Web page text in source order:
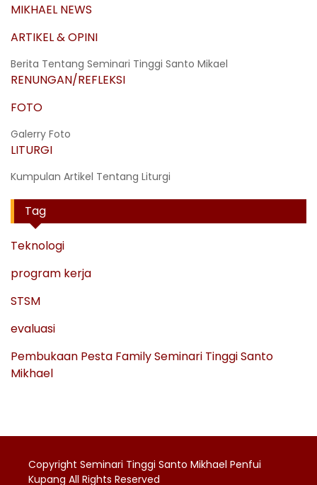
MIKHAEL NEWS
ARTIKEL & OPINI
Berita Tentang Seminari Tinggi Santo Mikael
RENUNGAN/REFLEKSI
FOTO
Galerry Foto
LITURGI
Kumpulan Artikel Tentang Liturgi
Tag
Teknologi
program kerja
STSM
evaluasi
Pembukaan Pesta Family Seminari Tinggi Santo
Mikhael
Copyright Seminari Tinggi Santo Mikhael Penfui
Kupang All Rights Reserved